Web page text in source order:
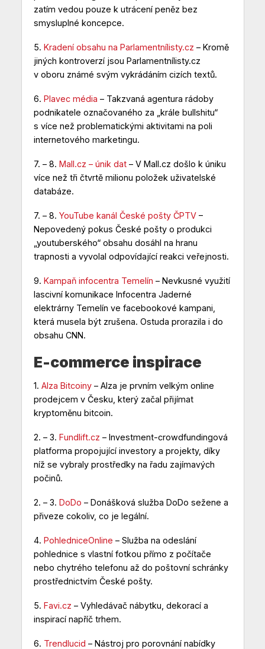
zatím vedou pouze k utrácení peněz bez
smysluplné koncepce.
5. Kradení obsahu na Parlamentnílisty.cz – Kromě
jiných kontroverzí jsou Parlamentnílisty.cz
v oboru známé svým vykrádáním cizích textů.
6. Plavec média – Takzvaná agentura rádoby
podnikatele označovaného za „krále bullshitu“
s více než problematickými aktivitami na poli
internetového marketingu.
7. – 8. Mall.cz – únik dat– V Mall.cz došlo k úniku
více než tři čtvrtě milionu položek uživatelské
databáze.
7. – 8. YouTube kanál České pošty ČPTV–
Nepovedený pokus České pošty o produkci
„youtuberského“ obsahu dosáhl na hranu
trapnosti a vyvolal odpovídající reakci veřejnosti.
9. Kampaň infocentra Temelín – Nevkusné využití
lascivní komunikace Infocentra Jaderné
elektrárny Temelín ve facebookové kampani,
která musela být zrušena. Ostuda prorazila i do
obsahu CNN.
E-commerce inspirace
1. Alza Bitcoiny– Alza je prvním velkým online
prodejcem v Česku, který začal přijímat
kryptoměnu bitcoin.
2. – 3. Fundlift.cz – Investment-crowdfundingová
platforma propojující investory a projekty, díky
níž se vybraly prostředky na řadu zajímavých
počinů.
2. – 3. DoDo – Donášková služba DoDo sežene a
přiveze cokoliv, co je legální.
4. PohledniceOnline – Služba na odeslání
pohlednice s vlastní fotkou přímo z počítače
nebo chytrého telefonu až do poštovní schránky
prostřednictvím České pošty.
5. Favi.cz – Vyhledávač nábytku, dekorací a
inspirací napříč trhem.
6. Trendlucid – Nástroj pro porovnání nabídky